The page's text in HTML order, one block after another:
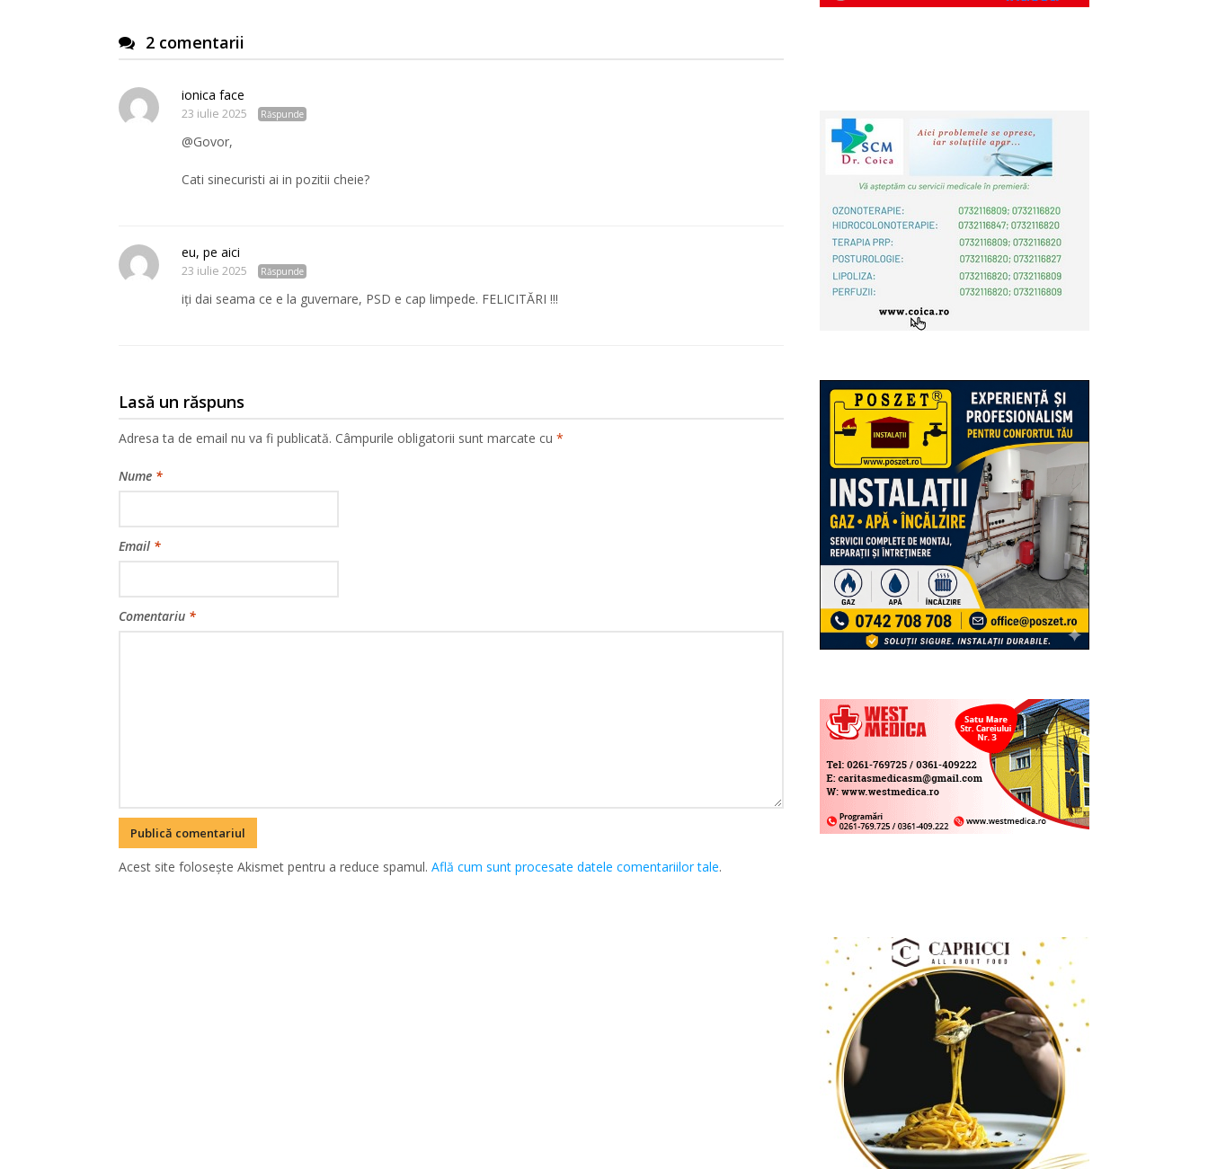
2 comentarii
ionica face
23 iulie 2025 Răspunde
@Govor,
Cati sinecuristi ai in pozitii cheie?
eu, pe aici
23 iulie 2025 Răspunde
iți dai seama ce e la guvernare, PSD e cap limpede. FELICITĂRI !!!
Lasă un răspuns
Adresa ta de email nu va fi publicată. Câmpurile obligatorii sunt marcate cu *
Nume *
Email *
Comentariu *
Acest site folosește Akismet pentru a reduce spamul. Află cum sunt procesate datele comentariilor tale.